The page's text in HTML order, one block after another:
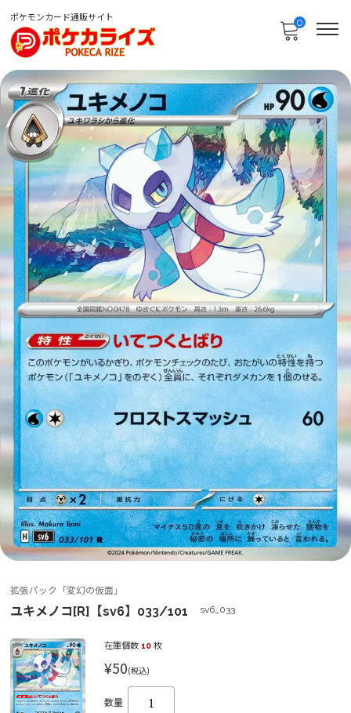
ポケモンカード通販サイト 0
拡張パック「変幻の仮面」
ユキメノコ[R]【sv6】033/101 sv6_033
在庫個数 10 枚
¥50(税込)
数量